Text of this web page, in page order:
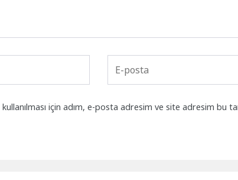
için adım, e-posta adresim ve site adresim bu